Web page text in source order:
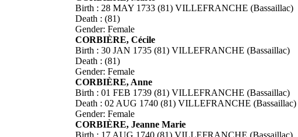
Birth : 28 MAY 1733 (81) VILLEFRANCHE (Bassaillac)
Death : (81)
Gender: Female
CORBIÈRE, Cécile
Birth : 30 JAN 1735 (81) VILLEFRANCHE (Bassaillac)
Death : (81)
Gender: Female
CORBIÈRE, Anne
Birth : 01 FEB 1739 (81) VILLEFRANCHE (Bassaillac)
Death : 02 AUG 1740 (81) VILLEFRANCHE (Bassaillac)
Gender: Female
CORBIÈRE, Jeanne Marie
Birth : 17 AUG 1740 (81) VILLEFRANCHE (Bassaillac)